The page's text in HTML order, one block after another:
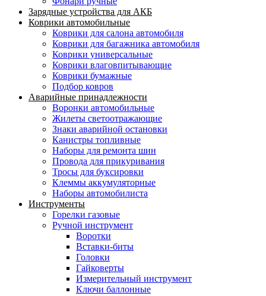
Зарядные устройства для АКБ
Коврики автомобильные
Коврики для салона автомобиля
Коврики для багажника автомобиля
Коврики универсальные
Коврики влаговпитывающие
Коврики бумажные
Подбор ковров
Аварийные принадлежности
Воронки автомобильные
Жилеты светоотражающие
Знаки аварийной остановки
Канистры топливные
Наборы для ремонта шин
Провода для прикуривания
Тросы для буксировки
Клеммы аккумуляторные
Наборы автомобилиста
Инструменты
Горелки газовые
Ручной инструмент
Воротки
Вставки-биты
Головки
Гайковерты
Измерительный инструмент
Ключи баллонные